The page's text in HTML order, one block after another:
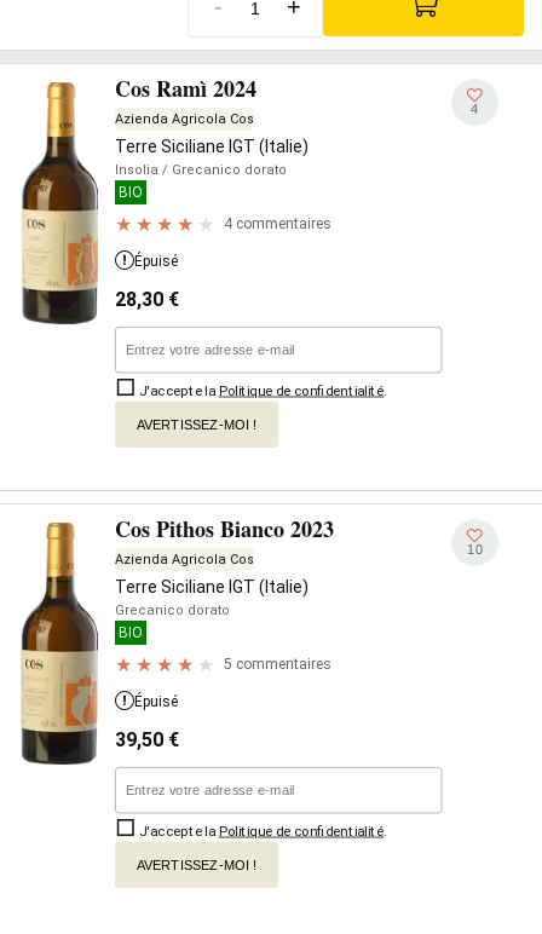
- +
Cos Ramì 2024
Azienda Agricola Cos
Terre Siciliane IGT (Italie)
Insolia / Grecanico dorato
BIO
4 commentaires
4
Épuisé
28,30 €
J'accepte la Politique de confidentialité
AVERTISSEZ-MOI !
Cos Pithos Bianco 2023
Azienda Agricola Cos
Terre Siciliane IGT (Italie)
Grecanico dorato
BIO
5 commentaires
10
Épuisé
39,50 €
J'accepte la Politique de confidentialité
AVERTISSEZ-MOI !